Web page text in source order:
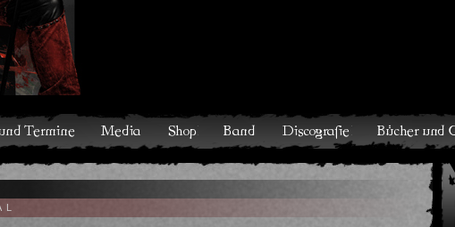
Band Discografie Bücher und Comics Kontakt Archiv